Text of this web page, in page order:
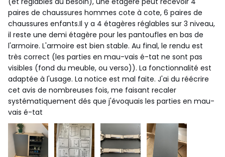
paires de chaussures hommes cote à cote, 6 paires de
chaussures enfants.Il y a 4 étagères réglables sur 3 niveau,
il reste une demi étagère pour les pantoufles en bas de
l'armoire. L'armoire est bien stable. Au final, le rendu est
très correct (les parties en mau-vais é-tat ne sont pas
visibles (fond du meuble, ou verso)). La fonctionnalité est
adaptée à l'usage. La notice est mal faite. J'ai du réécrire
cet avis de nombreuses fois, me faisant recaler
systématiquement dés que j'évoquais les parties en mau-
vais é-tat